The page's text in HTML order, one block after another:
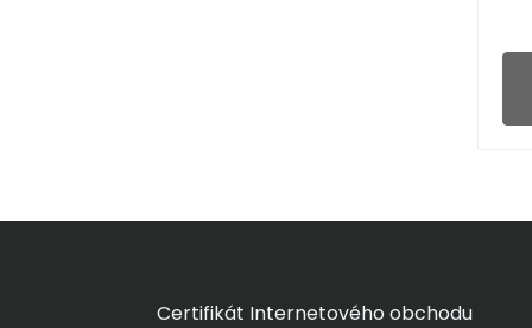
Certifikát Internetového obchodu